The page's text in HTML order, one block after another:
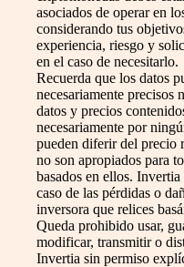
asociados de operar en
considerando tus
experiencia, riesgo y
en el caso de necesitarlo.
Recuerda que los datos
necesariamente precisos
datos y precios
necesariamente por
pueden diferir del precio
no son apropiados para
basados en ellos.
caso de las pérdidas o
inversora que relices
Queda prohibido usar,
modificar, transmitir o
Invertia sin permiso